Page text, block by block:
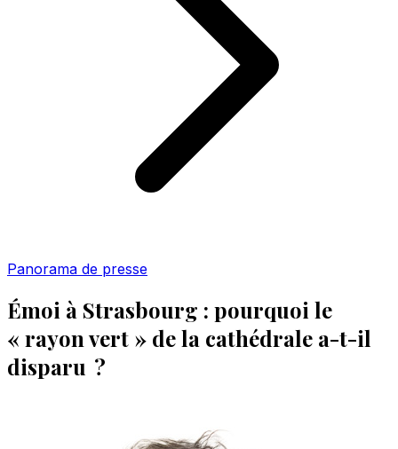
Panorama de presse
Émoi à Strasbourg : pourquoi le
« rayon vert » de la cathédrale a-t-il
disparu ?